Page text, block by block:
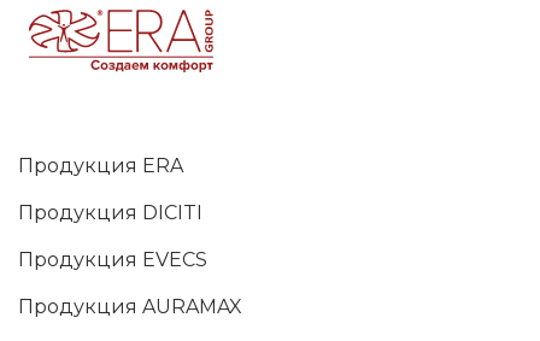
Продукция ERA
Продукция DICITI
Продукция EVECS
Продукция AURAMAX